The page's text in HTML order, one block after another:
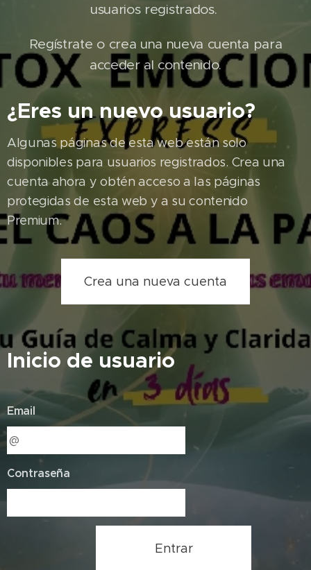
usuarios registrados.
Regístrate o crea una nueva cuenta para
acceder al contenido.
¿Eres un nuevo usuario?
Algunas páginas de esta web están solo
disponibles para usuarios registrados. Crea una
cuenta ahora y obtén acceso a las páginas
protegidas de esta web y a su contenido
Premium.
Crea una nueva cuenta
Inicio de usuario
Email
Contraseña
Entrar